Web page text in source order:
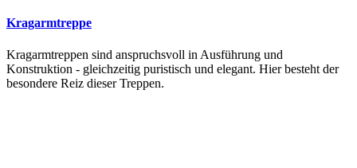
Kragarmtreppe
Kragarmtreppen sind anspruchsvoll in Ausführung und
Konstruktion - gleichzeitig puristisch und elegant. Hier besteht der
besondere Reiz dieser Treppen.